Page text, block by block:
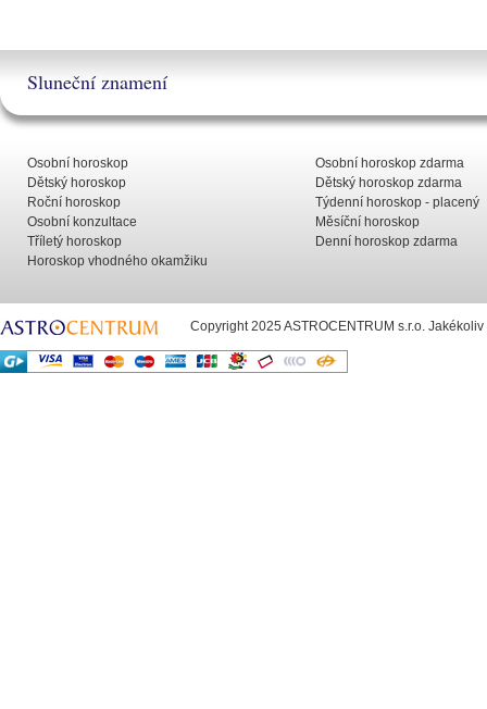
Sluneční znamení
Osobní horoskop
Dětský horoskop
Roční horoskop
Osobní konzultace
Tříletý horoskop
Horoskop vhodného okamžiku
Osobní horoskop zdarma
Dětský horoskop zdarma
Týdenní horoskop - placený
Měsíční horoskop
Denní horoskop zdarma
Copyright 2025 ASTROCENTRUM s.r.o.